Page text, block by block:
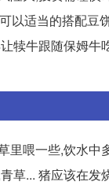
以适当的搭配豆
犊牛跟随保姆
里喂一些,饮水
草... 猪应该在